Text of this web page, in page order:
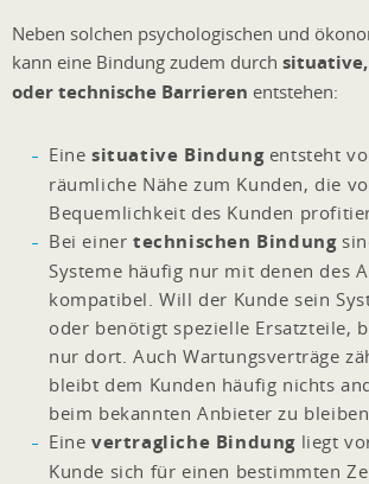
Neben solchen psychologischen und
kann eine Bindung zudem durch
oder technische Barrieren entstehen:
Eine situative Bindungentsteht
räumliche Nähe zum Kunden, die
Bequemlichkeit des Kunden
Bei einer technischen Bindung
Systeme häufig nur mit denen des
kompatibel. Will der Kunde sein
oder benötigt spezielle Ersatzteile,
nur dort. Auch Wartungsverträge
bleibt dem Kunden häufig nichts
beim bekannten Anbieter zu bleiben.
Eine vertragliche Bindung liegt
Kunde sich für einen bestimmten